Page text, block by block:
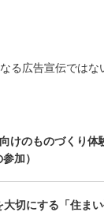
る広告宣伝ではな
けのものづくり体
加）
切にする「住まい